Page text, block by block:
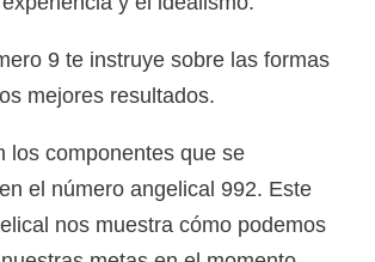
9 te instruye sobre las formas
mejores resultados.
los componentes que se
el número angelical 992. Este
nos muestra cómo podemos